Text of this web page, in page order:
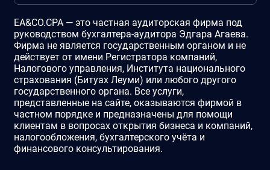
EA&CO.CPA — это частная аудиторская фирма под
руководством бухгалтера-аудитора Эдгара Агаева.
Фирма не является государственным органом и не
действует от имени Регистратора компаний,
Налогового управления, Института национального
страхования (Битуах Леуми) или любого другого
государственного органа. Все услуги,
представленные на сайте, оказываются фирмой в
частном порядке и предназначены для помощи
клиентам в вопросах открытия бизнеса и компаний,
налогообложения, бухгалтерского учёта и
финансового консультирования.